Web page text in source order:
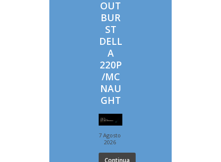
OUT
BUR
ST
DELL
A
220P
/MC
NAU
GHT
7 Agosto
2026
Continua